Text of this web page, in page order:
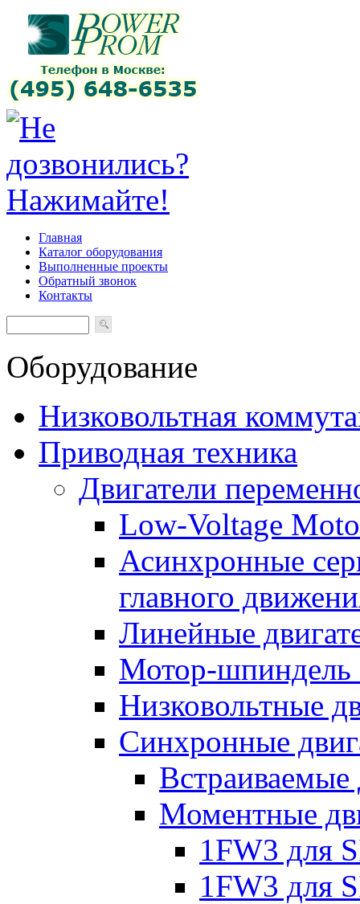
Главная
Каталог оборудования
Выполненные проекты
Обратный звонок
Контакты
Оборудование
Низковольтная
Приводная техника
Двигатели
Low-Voltage
Асинхронные
главного
Линейные
Мотор-шпиндель
Низковольтные
Синхронные
Встраиваемые
Моментные
1FW3 для
1FW3 для